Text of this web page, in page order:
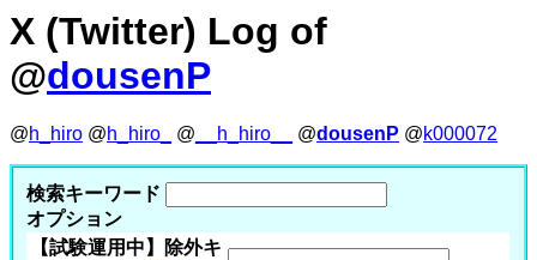
X (Twitter) Log of
@dousenP
@h_hiro @h_hiro_ @ __h_hiro__ @dousenP @k000072
検索キーワード
オプション
【試験運用中】除外キ